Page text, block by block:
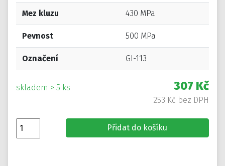
Mez kluzu 430 MPa
Pevnost 500 MPa
Označení GI-113
skladem > 5 ks 307 Kč
253 Kč bez DPH
Přidat do košíku